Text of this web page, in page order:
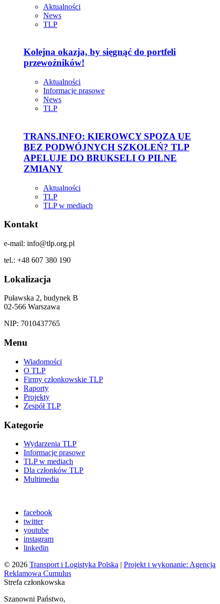
Aktualności
News
TLP
Kolejna okazja, by sięgnąć do portfeli
przewoźników!
Aktualności
Informacje prasowe
News
TLP
TRANS.INFO: KIEROWCY SPOZA UE
BEZ PODWÓJNYCH SZKOLEŃ? TLP
APELUJE DO BRUKSELI O PILNE
ZMIANY
Aktualności
TLP
TLP w mediach
Kontakt
e-mail: info@tlp.org.pl
tel.: +48 607 380 190
Lokalizacja
Puławska 2, budynek B
02-566 Warszawa
NIP: 7010437765
Menu
Wiadomości
O TLP
Firmy członkowskie TLP
Raporty
Projekty
Zespół TLP
Kategorie
Wydarzenia TLP
Informacje prasowe
TLP w mediach
Dla członków TLP
Multimedia
facebook
twitter
youtube
instagram
linkedin
© 2026 Transport i Logistyka Polska | Projekt i wykonanie: Agencja
Reklamowa Cumulus
Strefa członkowska
Szanowni Państwo,